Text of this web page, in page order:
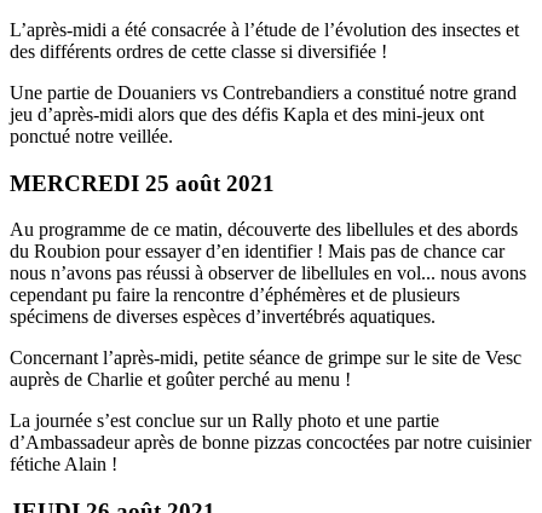
L’après-midi a été consacrée à l’étude de l’évolution des insectes et
des différents ordres de cette classe si diversifiée !
Une partie de Douaniers vs Contrebandiers a constitué notre grand
jeu d’après-midi alors que des défis Kapla et des mini-jeux ont
ponctué notre veillée.
MERCREDI 25 août 2021
Au programme de ce matin, découverte des libellules et des abords
du Roubion pour essayer d’en identifier ! Mais pas de chance car
nous n’avons pas réussi à observer de libellules en vol... nous avons
cependant pu faire la rencontre d’éphémères et de plusieurs
spécimens de diverses espèces d’invertébrés aquatiques.
Concernant l’après-midi, petite séance de grimpe sur le site de Vesc
auprès de Charlie et goûter perché au menu !
La journée s’est conclue sur un Rally photo et une partie
d’Ambassadeur après de bonne pizzas concoctées par notre cuisinier
fétiche Alain !